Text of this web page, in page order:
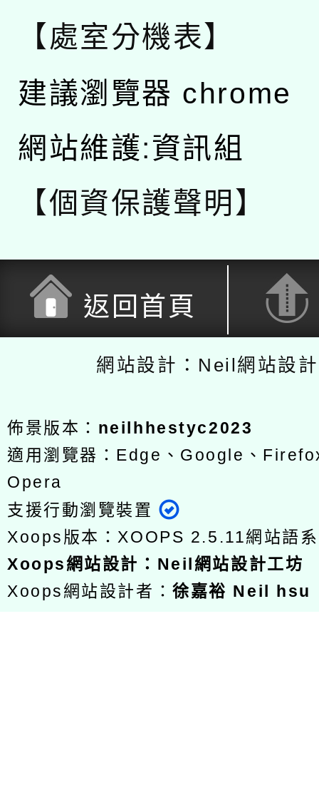
【處室分機表】
建議瀏覽器 chrome
網站維護:資訊組
【個資保護聲明】
返回首頁
網站設計：Neil網站設
佈景版本： neilhhestyc2023
適用瀏覽器：Edge、Google、
Opera
支援行動瀏覽裝置
Xoops版本：XOOPS 2.5.11網站語
Xoops網站設計 ： Neil網站設計工坊
Xoops網站設計者：徐嘉裕 Neil hsu